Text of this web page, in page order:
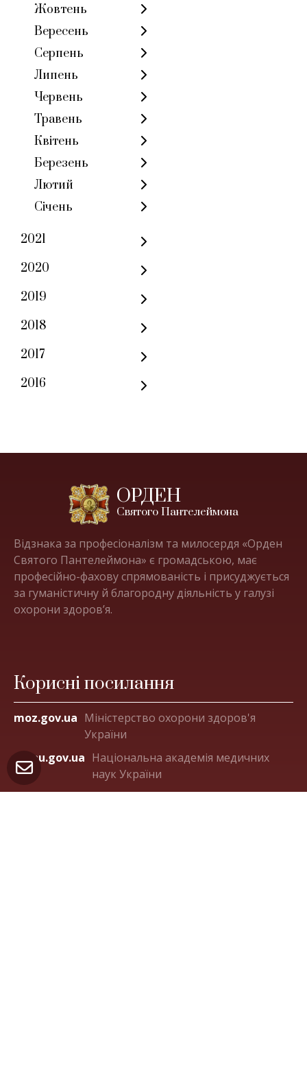
Жовтень
Вересень
Серпень
Липень
Червень
Травень
Квітень
Березень
Лютий
Січень
2021
2020
2019
2018
2017
2016
ОРДЕН
Святого Пантелеймона
Відзнака за професіоналізм та милосердя «Орден
Святого Пантелеймона» є громадською, має
професійно-фахову спрямованість і присуджується
за гуманістичну й благородну діяльність у галузі
охорони здоров’я.
Корисні посилання
moz.gov.ua Міністерство охорони здоров'я
України
amnu.gov.ua Національна академія медичних
наук України